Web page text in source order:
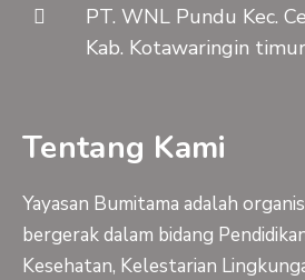
PT. WNL Pundu Kec.
Kab. Kotawaringin timur
Tentang Kami
Yayasan Bumitama adalah
bergerak dalam bidang
Kesehatan, Kelestarian